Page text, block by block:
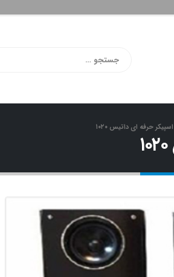
اسپیکر حرفه ای داتیس ۱۰۲۰